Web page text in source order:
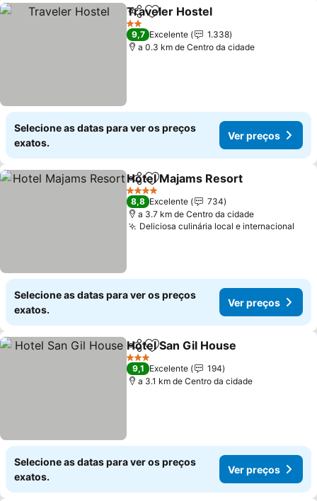
PartilharAdicionar aos favoritos
Traveler Hostel
2 Estrelas
9,7 Excelente
1.338
a 0.3 km de Centro da cidade
Selecione as datas para ver os preços
exatos.
Ver preços
PartilharAdicionar aos favoritos
Hotel Majams Resort
4 Estrelas
8,8 Excelente
734
a 3.7 km de Centro da cidade
Deliciosa culinária local e internacional
Selecione as datas para ver os preços
exatos.
Ver preços
PartilharAdicionar aos favoritos
Hotel San Gil House
3 Estrelas
9,1 Excelente
194
a 3.1 km de Centro da cidade
Selecione as datas para ver os preços
exatos.
Ver preços